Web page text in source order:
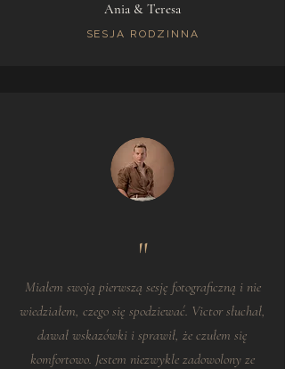
Ania & Teresa
SESJA RODZINNA
"
Miałem swoją pierwszą sesję fotograficzną i nie
wiedziałem, czego się spodziewać. Victor słuchał,
dawał wskazówki i sprawił, że czułem się
komfortowo. Jestem niezwykle zadowolony ze